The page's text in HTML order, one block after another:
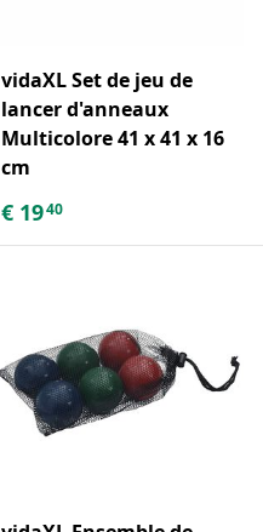
vidaXL Set de jeu de
lancer d'anneaux
Multicolore 41 x 41 x 16
cm
€ 1940